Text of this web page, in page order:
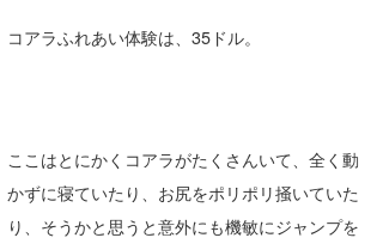
コアラふれあい体験は、35ドル。
ここはとにかくコアラがたくさんいて、全く動
かずに寝ていたり、お尻をポリポリ掻いていた
り、そうかと思うと意外にも機敏にジャンプを
wanda
Mr.K
chappy